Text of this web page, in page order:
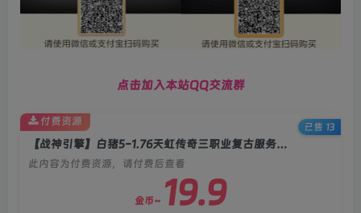
点击加入本站QQ交流群
【战神引擎】白猪5-1.76天虹传奇三职业复古服务端+披风+天赋+双端+教程
此内容为付费资源，请付费后查看
金币~ 19.9
付费资源
已售 13